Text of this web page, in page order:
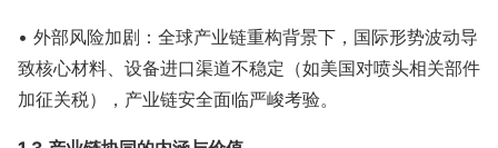
• 外部风险加剧：全球产业链重构背景下，国际形势波动导
致核心材料、设备进口渠道不稳定（如美国对喷头相关部件
加征关税），产业链安全面临严峻考验。